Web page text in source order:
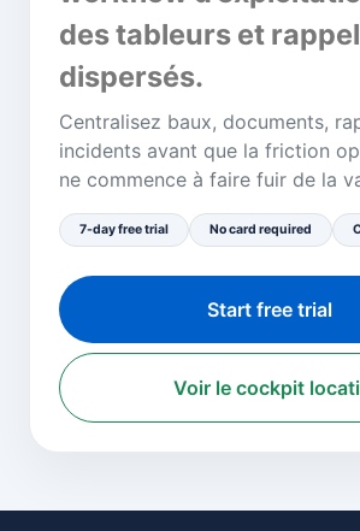
des tableurs et
dispersés.
Centralisez baux, documents,
incidents avant que la friction
ne commence à faire fuir de la
7-day free trial No card required
Start free trial
Voir le cockpit